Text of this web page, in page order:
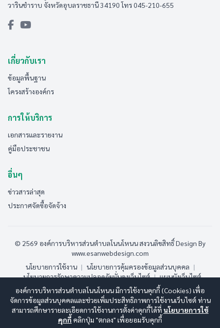
วารินชำราบ จังหวัดอุบลราชธานี 34190 โทร 045-210-655
เกี่ยวกับเรา
ข้อมูลพื้นฐาน
โครงสร้างองค์กร
การให้บริการ
เอกสารและรายงาน
คู่มือประชาชน
อื่นๆ
ข่าวสารล่าสุด
ประกาศจัดซื้อจัดจ้าง
© 2569 องค์การบริหารส่วนตำบลโนนโหนน สงวนลิขสิทธิ์Design By
www.esanwebdesign.com
นโยบายการใช้งาน | นโยบายการคุ้มครองข้อมูลส่วนบุคคล |
นโยบายการรักษาความปลอดภัยมั่นคงเว็บไซต์ | แผนผังเว็บไซต์
ออนไลน์:3 ทั้งหมด: 105 (ดูสถิติทั้งหมด)
องค์การบริหารส่วนตำบลโนนโหนน มีการใช้งานคุกกี้ (Cookies) เพื่อ
จัดการข้อมูลส่วนบุคคลและช่วยเพิ่มประสิทธิภาพการใช้งานเว็บไซต์ ท่าน
สามารถศึกษารายละเอียดการใช้งานการตั้งค่าคุกกี้ได้ที่ นโยบายการใช้
คุกกี้ คลิกปุ่ม "ตกลง" เพื่อยอมรับคุกกี้